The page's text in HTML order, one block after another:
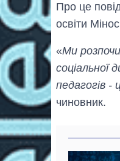
Про це
освіти
«Ми
соціальної
педагогів -
чиновник.